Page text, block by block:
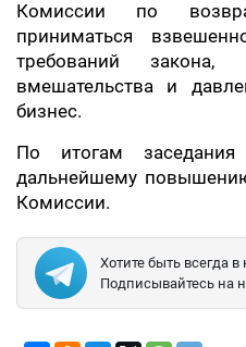
Комиссии по
приниматься
требований
вмешательства и
бизнес.
По итогам
дальнейшему
Комиссии.
Хотите быть всегда в
Подписывайтесь на